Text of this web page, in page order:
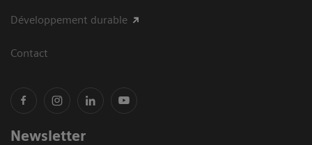
Développement durable
Contact
Newsletter